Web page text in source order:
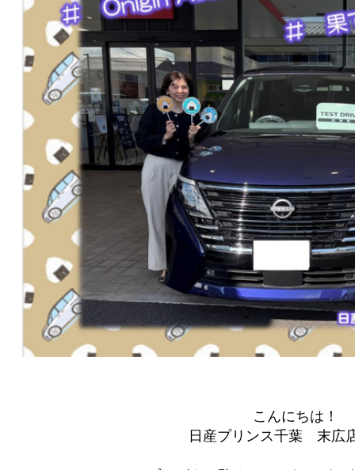
こんにちは！
日産プリンス千葉 末広